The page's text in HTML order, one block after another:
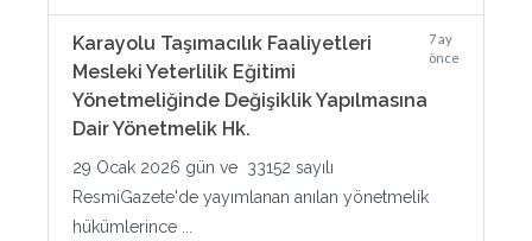
Karayolu Taşımacılık Faaliyetleri
Mesleki Yeterlilik Eğitimi
Yönetmeliğinde Değişiklik Yapılmasına
Dair Yönetmelik Hk.
7 ay
önce
29 Ocak 2026 gün ve 33152 sayılı
ResmiGazete'de yayımlanan anılan yönetmelik
hükümlerince ...